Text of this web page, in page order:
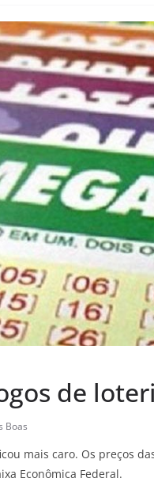
de
Boas
mais caro. Os preços
Econômica Federal.